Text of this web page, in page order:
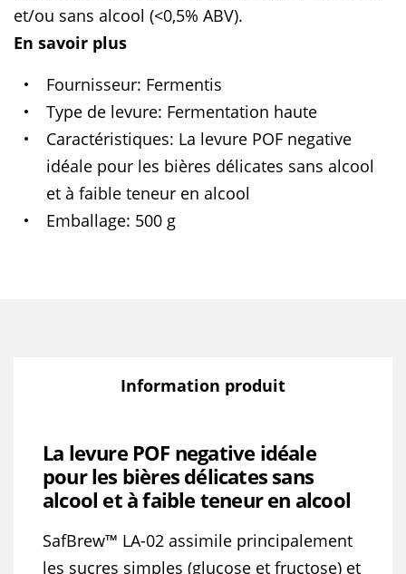
et/ou sans alcool (<0,5% ABV).
En savoir plus
Fournisseur Fermentis
Type de levure Fermentation haute
Caractéristiques La levure POF negative
idéale pour les bières délicates sans alcool
et à faible teneur en alcool
Emballage 500 g
Information produit
La levure POF negative idéale
pour les bières délicates sans
alcool et à faible teneur en alcool
SafBrew™ LA-02 assimile principalement
les sucres simples (glucose et fructose) et